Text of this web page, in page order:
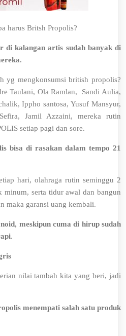
harus Britsh Propolis?
di kalangan artis sudah banyak di
yg mengkonsumsi british propolis?
Taulani, Ola Ramlan, Sandi Aulia,
Ippho santosa, Yusuf Mansyur,
Jamil Azzaini, mereka rutin
setiap pagi dan sore.
bisa di rasakan dalam tempo 21
hari, olahraga rutin seminggu 2
serta tidur awal dan bangun
maka garansi uang kembali.
meskipun cuma di hirup sudah
.
nilai tambah kita yang beri, jadi
menempati salah satu produk